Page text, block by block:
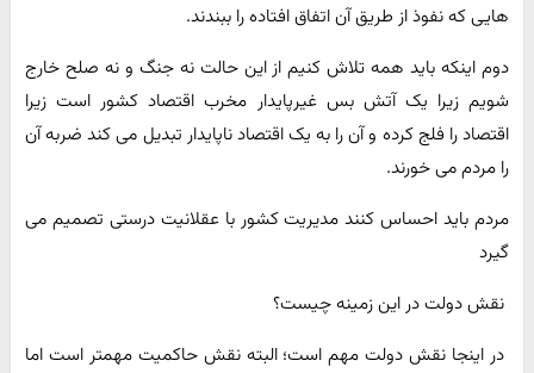
هایی که نفوذ از طریق آن اتفاق افتاده را ببندند.
دوم اینکه باید همه تلاش کنیم از این حالت نه جنگ و نه صلح خارج
شویم زیرا یک آتش بس غیرپایدار مخرب اقتصاد کشور است زیرا
اقتصاد را فلج کرده و آن را به یک اقتصاد ناپایدار تبدیل می کند ضربه آن
را مردم می خورند.
مردم باید احساس کنند مدیریت کشور با عقلانیت درستی تصمیم می
گیرد
نقش دولت در این زمینه چیست؟
در اینجا نقش دولت مهم است؛ البته نقش حاکمیت مهمتر است اما